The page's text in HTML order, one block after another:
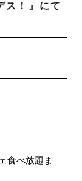
ス！』にて
食べ放題ま